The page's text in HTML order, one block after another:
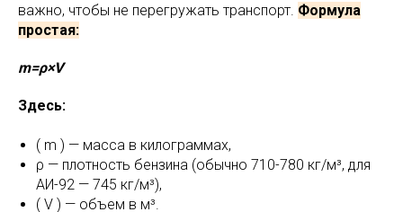
важно, чтобы не перегружать транспорт. Формула
простая:
m=ρ×V
Здесь:
( m ) — масса в килограммах,
ρ — плотность бензина (обычно 710-780 кг/м³, для
АИ-92 — 745 кг/м³),
( V ) — объем в м³.